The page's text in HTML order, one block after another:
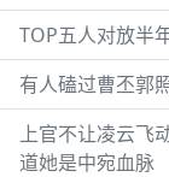
TOP五人对放半
有人磕过曹丕郭
上官不让凌云飞
道她是中宛血脉